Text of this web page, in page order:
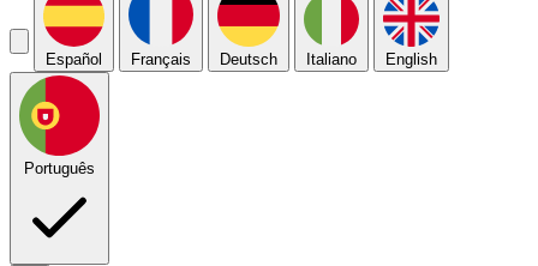
Español Français Deutsch Italiano English
Português